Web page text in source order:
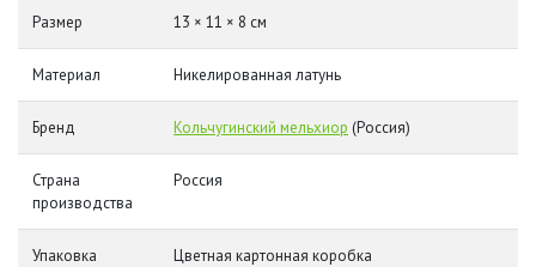
Размер 13 × 11 × 8 см
Материал Никелированная латунь
Бренд Кольчугинский мельхиор (Россия)
Страна
производства
Россия
Упаковка Цветная картонная коробка